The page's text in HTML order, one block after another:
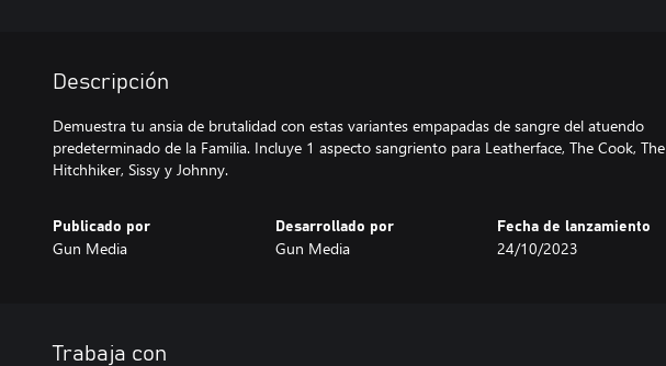
Descripción
Demuestra tu ansia de brutalidad con estas variantes empapadas de sangre del atuendo
predeterminado de la Familia. Incluye 1 aspecto sangriento para Leatherface, The Cook, The
Hitchhiker, Sissy y Johnny.
Publicado por
Gun Media
Desarrollado por
Gun Media
Fecha de lanzamiento
24/10/2023
Trabaja con